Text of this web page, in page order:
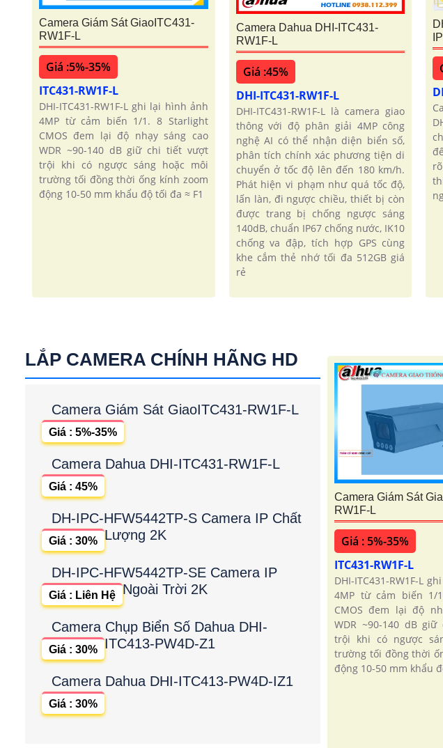
Camera Giám Sát GiaoITC431-
RW1F-L
Giá :5%-35%
ITC431-RW1F-L
DHI-ITC431-RW1F-L ghi lại hình ảnh
4MP từ cảm biến 1/1. 8 Starlight
CMOS đem lại độ nhạy sáng cao
WDR ~90-140 dB giữ chi tiết vượt
trội khi có ngược sáng hoặc môi
trường tối đồng thời ống kính zoom
động 10-50 mm khẩu độ tối đa ≈ F1
Camera Dahua DHI-ITC431-
RW1F-L
Giá :45%
DHI-ITC431-RW1F-L
DHI-ITC431-RW1F-L là camera giao
thông với độ phân giải 4MP công
nghệ AI có thể nhận diện biển số,
phân tích chính xác phương tiện di
chuyển ở tốc độ lên đến 180 km/h.
Phát hiện vi phạm như quá tốc độ,
lấn làn, đi ngược chiều, thiết bị còn
được trang bị chống ngược sáng
140dB, chuẩn IP67 chống nước, IK10
chống va đập, tích hợp GPS cùng
khe cắm thẻ nhớ tối đa 512GB giá
rẻ
LẮP CAMERA CHÍNH HÃNG HD
Camera Giám Sát GiaoITC431-RW1F-L
Giá : 5%-35%
Camera Dahua DHI-ITC431-RW1F-L
Giá : 45%
DH-IPC-HFW5442TP-S Camera IP Chất
Lượng 2K
Giá : 30%
DH-IPC-HFW5442TP-SE Camera IP
Ngoài Trời 2K
Giá : Liên Hệ
Camera Chụp Biển Số Dahua DHI-
ITC413-PW4D-Z1
Giá : 30%
Camera Dahua DHI-ITC413-PW4D-IZ1
Giá : 30%
Camera Giám Sát
RW1F-L
Giá : 5%-35%
ITC431-RW1F-L
DHI-ITC431-RW1F-L
4MP từ cảm biến 1/
CMOS đem lại độ
WDR ~90-140 dB
trội khi có ngược
trường tối đồng thời
động 10-50 mm khẩu